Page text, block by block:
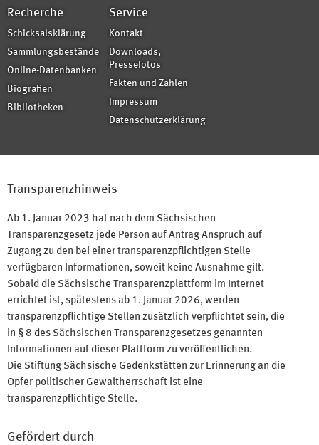
Recherche
Schicksalsklärung
Sammlungsbestände
Online-Datenbanken
Biografien
Bibliotheken
Service
Kontakt
Downloads,
Pressefotos
Fakten und Zahlen
Impressum
Datenschutzerklärung
Transparenzhinweis
Ab 1. Januar 2023 hat nach dem Sächsischen
Transparenzgesetz jede Person auf Antrag Anspruch auf
Zugang zu den bei einer transparenzpflichtigen Stelle
verfügbaren Informationen, soweit keine Ausnahme gilt.
Sobald die Sächsische Transparenzplattform im Internet
errichtet ist, spätestens ab 1. Januar 2026, werden
transparenzpflichtige Stellen zusätzlich verpflichtet sein, die
in § 8 des Sächsischen Transparenzgesetzes genannten
Informationen auf dieser Plattform zu veröffentlichen.
Die Stiftung Sächsische Gedenkstätten zur Erinnerung an die
Opfer politischer Gewaltherrschaft ist eine
transparenzpflichtige Stelle.
Gefördert durch